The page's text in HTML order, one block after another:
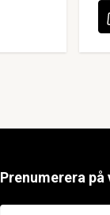
Prenumerera